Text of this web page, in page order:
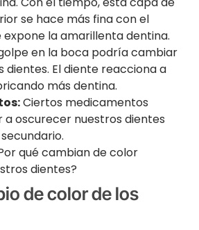
se hace más fina con el
expone la amarillenta dentina.
en la boca podría cambiar
dientes. El diente reacciona a
más dentina.
Ciertos medicamentos
a oscurecer nuestros dientes
de color de los